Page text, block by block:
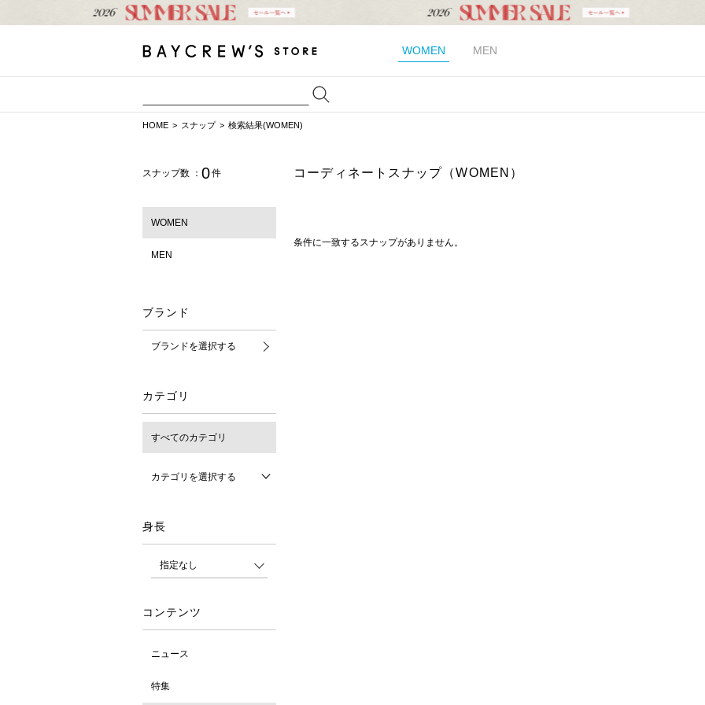
WOMEN MEN
HOME スナップ 検索結果(WOMEN)
スナップ数 ： 0件
WOMEN
MEN
ブランド
ブランドを選択する
カテゴリ
すべてのカテゴリ
カテゴリを選択する
身長
コンテンツ
ニュース
特集
コーディネートスナップ（WOMEN）
条件に一致するスナップがありません。